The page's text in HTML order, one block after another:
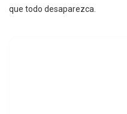
que todo desaparezca.